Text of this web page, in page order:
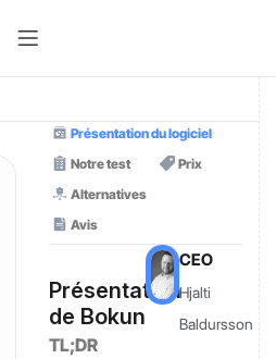
Présentation du logiciel
Notre test
Prix
Alternatives
Avis
Présentation
de Bokun
TL;DR
CEO
Hjalti
Baldursson